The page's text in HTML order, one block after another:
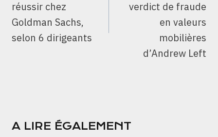
réussir chez
Goldman Sachs,
selon 6 dirigeants
verdict de fraude
en valeurs
mobilières
d’Andrew Left
A LIRE ÉGALEMENT